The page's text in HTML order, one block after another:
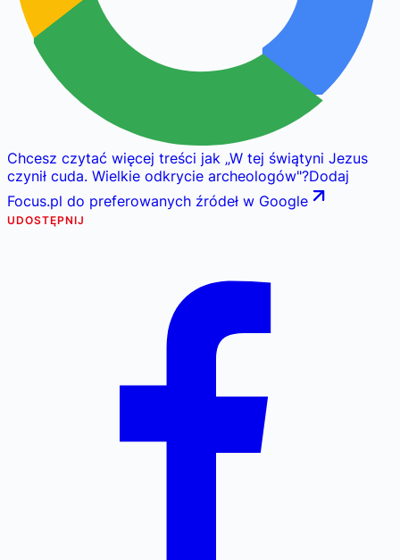
Chcesz czytać więcej treści jak „W tej świątyni Jezus
czynił cuda. Wielkie odkrycie archeologów"?Dodaj
Focus.pl do preferowanych źródeł w Google
UDOSTĘPNIJ